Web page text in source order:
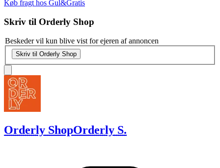
Køb fragt hos Gul&Gratis
Skriv til Orderly Shop
Beskeder vil kun blive vist for ejeren af annoncen
Skriv til Orderly Shop
Orderly ShopOrderly S.